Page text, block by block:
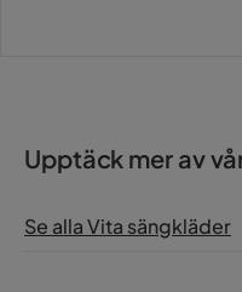
Upptäck mer av
Se alla Vita sängkläder